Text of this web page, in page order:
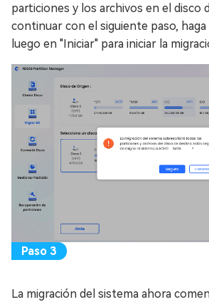
particiones y los archivos en el disco
continuar con el siguiente paso, haga
luego en "Iniciar" para iniciar la
La migración del sistema ahora